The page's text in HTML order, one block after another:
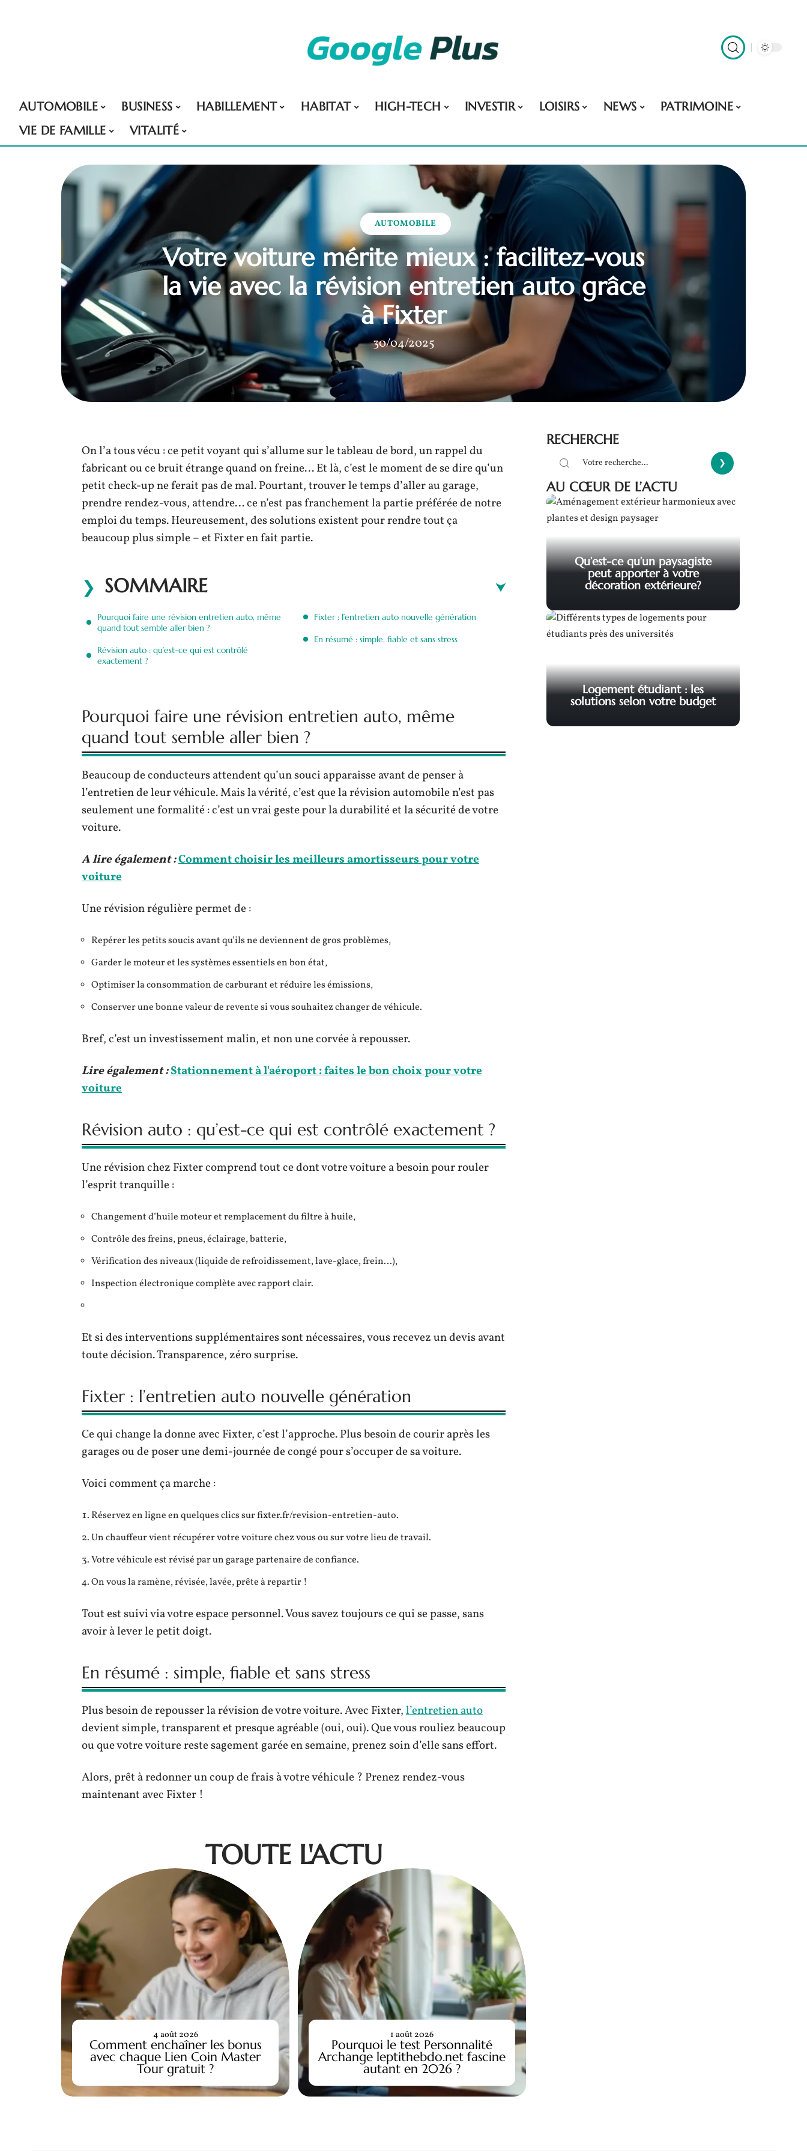
AUTOMOBILE BUSINESS HABILLEMENT HABITAT HIGH-TECH INVESTIR LOISIRS NEWS
PATRIMOINE
VIE DE FAMILLE
VITALITÉ
AUTOMOBILE
Votre voiture mérite mieux : facilitez-vous
la vie avec la révision entretien auto grâce
à Fixter
30/04/2025
On l’a tous vécu : ce petit voyant qui s’allume sur le tableau de bord, un rappel du
fabricant ou ce bruit étrange quand on freine… Et là, c’est le moment de se dire qu’un
petit check-up ne ferait pas de mal. Pourtant, trouver le temps d’aller au garage,
prendre rendez-vous, attendre… ce n’est pas franchement la partie préférée de notre
emploi du temps. Heureusement, des solutions existent pour rendre tout ça
beaucoup plus simple – et Fixter en fait partie.
SOMMAIRE
Pourquoi faire une révision entretien auto, même
quand tout semble aller bien ?
Révision auto : qu’est-ce qui est contrôlé
exactement ?
Fixter : l’entretien auto nouvelle génération
En résumé : simple, fiable et sans stress
Pourquoi faire une révision entretien auto, même
quand tout semble aller bien ?
Beaucoup de conducteurs attendent qu’un souci apparaisse avant de penser à
l’entretien de leur véhicule. Mais la vérité, c’est que la révision automobile n’est pas
seulement une formalité : c’est un vrai geste pour la durabilité et la sécurité de votre
voiture.
A lire également :Comment choisir les meilleurs amortisseurs pour votre
voiture
Une révision régulière permet de :
Repérer les petits soucis avant qu’ils ne deviennent de gros problèmes,
Garder le moteur et les systèmes essentiels en bon état,
Optimiser la consommation de carburant et réduire les émissions,
Conserver une bonne valeur de revente si vous souhaitez changer de véhicule.
Bref, c’est un investissement malin, et non une corvée à repousser.
Lire également :Stationnement à l'aéroport : faites le bon choix pour votre
voiture
Révision auto : qu’est-ce qui est contrôlé exactement ?
Une révision chez Fixter comprend tout ce dont votre voiture a besoin pour rouler
l’esprit tranquille :
Changement d’huile moteur et remplacement du filtre à huile,
Contrôle des freins, pneus, éclairage, batterie,
Vérification des niveaux (liquide de refroidissement, lave-glace, frein…),
Inspection électronique complète avec rapport clair.
Et si des interventions supplémentaires sont nécessaires, vous recevez un devis avant
toute décision. Transparence, zéro surprise.
Fixter : l’entretien auto nouvelle génération
Ce qui change la donne avec Fixter, c’est l’approche. Plus besoin de courir après les
garages ou de poser une demi-journée de congé pour s’occuper de sa voiture.
Voici comment ça marche :
Réservez en ligne en quelques clics sur fixter.fr/revision-entretien-auto.
Un chauffeur vient récupérer votre voiture chez vous ou sur votre lieu de travail.
Votre véhicule est révisé par un garage partenaire de confiance.
On vous la ramène, révisée, lavée, prête à repartir !
Tout est suivi via votre espace personnel. Vous savez toujours ce qui se passe, sans
avoir à lever le petit doigt.
En résumé : simple, fiable et sans stress
Plus besoin de repousser la révision de votre voiture. Avec Fixter,l’entretien auto
devient simple, transparent et presque agréable (oui, oui). Que vous rouliez beaucoup
ou que votre voiture reste sagement garée en semaine, prenez soin d’elle sans effort.
Alors, prêt à redonner un coup de frais à votre véhicule ? Prenez rendez-vous
maintenant avec Fixter !
TOUTE L'ACTU
Comment enchaîner les bonus
avec chaque Lien Coin Master
Tour gratuit ?
4 août 2026
Pourquoi le test Personnalité
Archange leptithebdo.net fascine
autant en 2026 ?
1 août 2026
RECHERCHE
AU CŒUR DE L’ACTU
Qu’est-ce qu’un paysagiste
peut apporter à votre
décoration extérieure?
Logement étudiant : les
solutions selon votre budget